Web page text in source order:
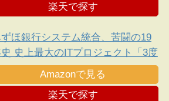
楽天で探す
ほ銀行システム統合、苦闘の19
史上最大のITプロジェクト「3度
正直」
Amazonで見る
楽天で探す